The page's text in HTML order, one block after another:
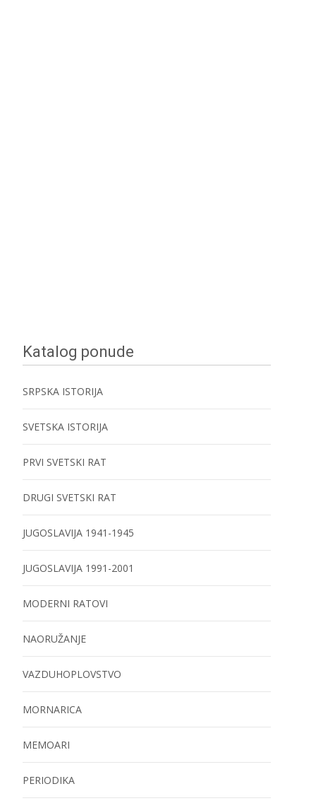
Katalog ponude
SRPSKA ISTORIJA
SVETSKA ISTORIJA
PRVI SVETSKI RAT
DRUGI SVETSKI RAT
JUGOSLAVIJA 1941-1945
JUGOSLAVIJA 1991-2001
MODERNI RATOVI
NAORUŽANJE
VAZDUHOPLOVSTVO
MORNARICA
MEMOARI
PERIODIKA